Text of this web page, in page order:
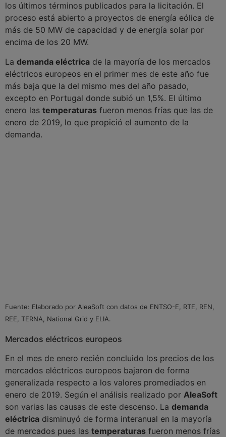
los últimos términos publicados para la licitación. El
proceso está abierto a proyectos de energía eólica de
más de 50 MW de capacidad y de energía solar por
encima de los 20 MW.
La demanda eléctrica de la mayoría de los mercados
eléctricos europeos en el primer mes de este año fue
más baja que la del mismo mes del año pasado,
excepto en Portugal donde subió un 1,5%. El último
enero las temperaturas fueron menos frías que las de
enero de 2019, lo que propició el aumento de la
demanda.
Fuente: Elaborado por AleaSoft con datos de ENTSO-E, RTE, REN,
REE, TERNA, National Grid y ELIA.
Mercados eléctricos europeos
En el mes de enero recién concluido los precios de los
mercados eléctricos europeos bajaron de forma
generalizada respecto a los valores promediados en
enero de 2019. Según el análisis realizado por AleaSoft
son varias las causas de este descenso. La demanda
eléctrica disminuyó de forma interanual en la mayoría
de mercados pues las temperaturas fueron menos frías